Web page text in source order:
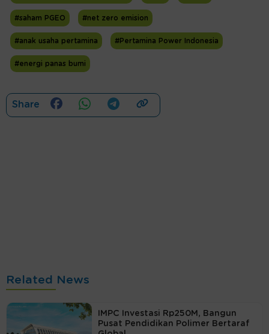
#saham PGEO #net zero emision
#anak usaha pertamina #Pertamina Power Indonesia
#energi panas bumi
Share
Related News
IMPC Investasi Rp250M, Bangun
Pusat Pendidikan Polimer Bertaraf